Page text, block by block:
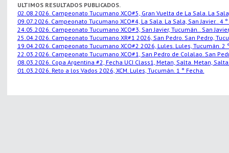
ULTIMOS RESULTADOS PUBLICADOS.
02.08.2026. Campeonato Tucumano XCO#5, Gran Vuelta de La Sala. La
09.07.2026. Campeonato Tucumano XCO#4, La Sala. La Sala, San Javier.. 4
24.05.2026. Campeonato Tucumano XCO#3, San Javier, Tucumán.. San
25.04.2026. Campeonato Tucumano XR#1 2026, San Pedro. San Pedro,
19.04.2026. Campeonato Tucumano XCO#2 2026, Lules. Lules, Tucumán. 2
22.03.2026. Campeonato Tucumano XCO#1, San Pedro de Colalao. San
08.03.2026. Copa Argentina #2, Fecha UCI Class1, Metan, Salta. Metan,
01.03.2026. Reto a los Vados 2026, XCM. Lules, Tucumán. 1 ° Fecha.